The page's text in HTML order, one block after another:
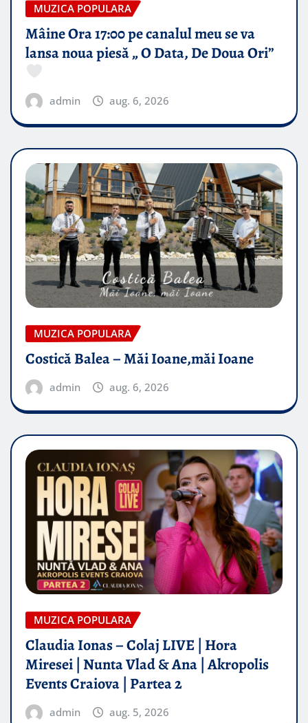
MUZICA POPULARA
Mâine Ora 17:00 pe canalul meu se va
lansa noua piesă „ O Data, De Doua Ori”
admin aug. 6, 2026
MUZICA POPULARA
Costică Balea – Măi Ioane,măi Ioane
admin aug. 6, 2026
MUZICA POPULARA
Claudia Ionas – Colaj LIVE | Hora
Miresei | Nunta Vlad & Ana | Akropolis
Events Craiova | Partea 2
admin aug. 5, 2026